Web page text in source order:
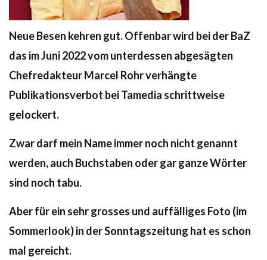
Neue Besen kehren gut. Offenbar wird bei der BaZ
das im Juni 2022 vom unterdessen abgesägten
Chefredakteur Marcel Rohr verhängte
Publikationsverbot bei Tamedia schrittweise
gelockert.
Zwar darf mein Name immer noch nicht genannt
werden, auch Buchstaben oder gar ganze Wörter
sind noch tabu.
Aber für ein sehr grosses und auffälliges Foto (im
Sommerlook) in der Sonntagszeitung hat es schon
mal gereicht.